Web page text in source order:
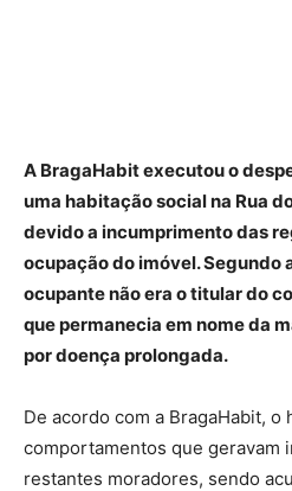
A BragaHabit executou o
uma habitação social na Rua
devido a incumprimento das
ocupação do imóvel. Segundo
ocupante não era o titular do
que permanecia em nome da
por doença prolongada.
De acordo com a BragaHabit, o
comportamentos que geravam
restantes moradores, sendo